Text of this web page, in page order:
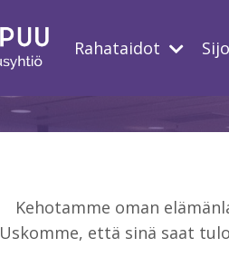
Rahataidot
Kehotamme oman
Uskomme, että sinä saat